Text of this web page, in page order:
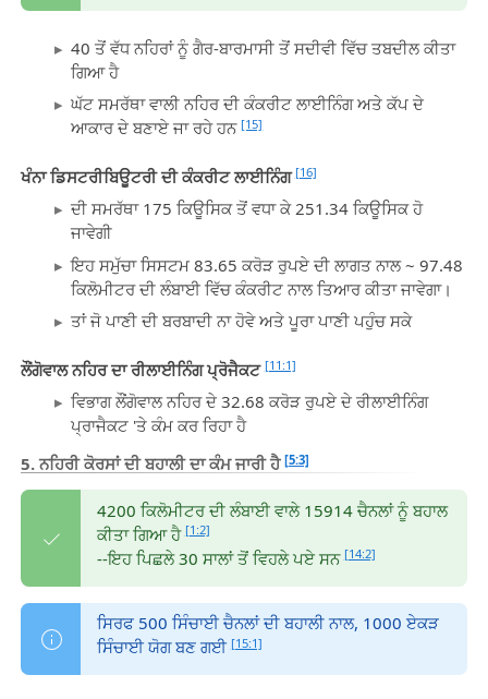
40 ਤੋਂ ਵੱਧ ਨਹਿਰਾਂ ਨੂੰ ਗੈਰ-ਬਾਰਮਾਸੀ ਤੋਂ ਸਦੀਵੀ ਵਿੱਚ ਤਬਦੀਲ ਕੀਤਾ
ਗਿਆ ਹੈ
ਘੱਟ ਸਮਰੱਥਾ ਵਾਲੀ ਨਹਿਰ ਦੀ ਕੰਕਰੀਟ ਲਾਈਨਿੰਗ ਅਤੇ ਕੱਪ ਦੇ
ਆਕਾਰ ਦੇ ਬਣਾਏ ਜਾ ਰਹੇ ਹਨ [15]
ਖੰਨਾ ਡਿਸਟਰੀਬਿਊਟਰੀ ਦੀ ਕੰਕਰੀਟ ਲਾਈਨਿੰਗ [16]
ਦੀ ਸਮਰੱਥਾ 175 ਕਿਊਸਿਕ ਤੋਂ ਵਧਾ ਕੇ 251.34 ਕਿਊਸਿਕ ਹੋ
ਜਾਵੇਗੀ
ਇਹ ਸਮੁੱਚਾ ਸਿਸਟਮ 83.65 ਕਰੋੜ ਰੁਪਏ ਦੀ ਲਾਗਤ ਨਾਲ ~ 97.48
ਕਿਲੋਮੀਟਰ ਦੀ ਲੰਬਾਈ ਵਿੱਚ ਕੰਕਰੀਟ ਨਾਲ ਤਿਆਰ ਕੀਤਾ ਜਾਵੇਗਾ।
ਤਾਂ ਜੋ ਪਾਣੀ ਦੀ ਬਰਬਾਦੀ ਨਾ ਹੋਵੇ ਅਤੇ ਪੂਰਾ ਪਾਣੀ ਪਹੁੰਚ ਸਕੇ
ਲੌਂਗੋਵਾਲ ਨਹਿਰ ਦਾ ਰੀਲਾਈਨਿੰਗ ਪ੍ਰੋਜੈਕਟ [11:1]
ਵਿਭਾਗ ਲੌਂਗੋਵਾਲ ਨਹਿਰ ਦੇ 32.68 ਕਰੋੜ ਰੁਪਏ ਦੇ ਰੀਲਾਈਨਿੰਗ
ਪ੍ਰਾਜੈਕਟ 'ਤੇ ਕੰਮ ਕਰ ਰਿਹਾ ਹੈ
5. ਨਹਿਰੀ ਕੋਰਸਾਂ ਦੀ ਬਹਾਲੀ ਦਾ ਕੰਮ ਜਾਰੀ ਹੈ [5:3]
4200 ਕਿਲੋਮੀਟਰ ਦੀ ਲੰਬਾਈ ਵਾਲੇ 15914 ਚੈਨਲਾਂ ਨੂੰ ਬਹਾਲ
ਕੀਤਾ ਗਿਆ ਹੈ[1:2]
--ਇਹ ਪਿਛਲੇ 30 ਸਾਲਾਂ ਤੋਂ ਵਿਹਲੇ ਪਏ ਸਨ[14:2]
ਸਿਰਫ 500 ਸਿੰਚਾਈ ਚੈਨਲਾਂ ਦੀ ਬਹਾਲੀ ਨਾਲ, 1000 ਏਕੜ
ਸਿੰਚਾਈ ਯੋਗ ਬਣ ਗਈ[15:1]